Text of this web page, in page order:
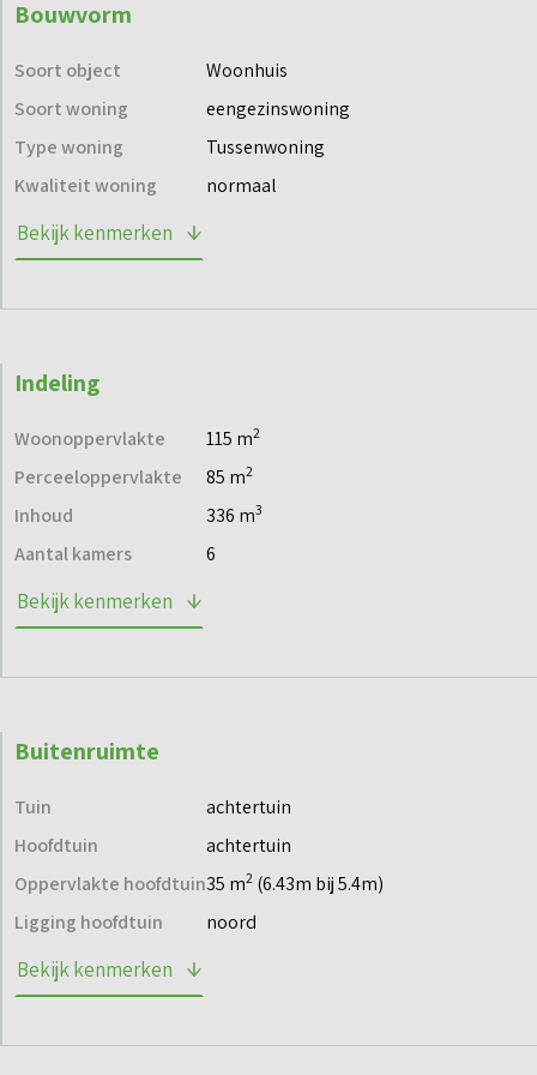
Bouwvorm
Soort object
Woonhuis
Soort woning
eengezinswoning
Type woning
Tussenwoning
Kwaliteit woning
normaal
Bekijk kenmerken
Indeling
Woonoppervlakte 115 m2
Perceeloppervlakte 85 m2
Inhoud 336 m3
Aantal kamers 6
Bekijk kenmerken
Buitenruimte
Tuin
achtertuin
Hoofdtuin
achtertuin
Oppervlakte hoofdtuin35 m2 (6.43m bij 5.4m)
Ligging hoofdtuin
noord
Bekijk kenmerken